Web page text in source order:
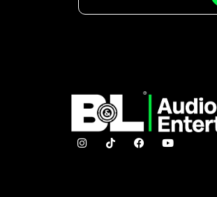
I
n
I
c
F
a
Y
o